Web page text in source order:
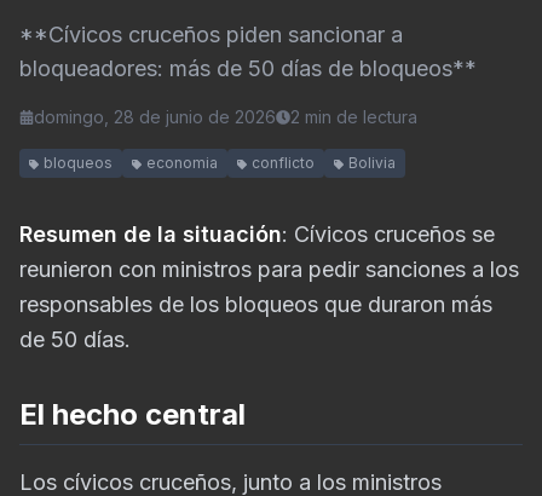
**Cívicos cruceños piden sancionar a
bloqueadores: más de 50 días de bloqueos**
domingo, 28 de junio de 2026 2 min de lectura
bloqueos economia conflicto Bolivia
Resumen de la situación: Cívicos cruceños se
reunieron con ministros para pedir sanciones a los
responsables de los bloqueos que duraron más
de 50 días.
El hecho central
Los cívicos cruceños, junto a los ministros